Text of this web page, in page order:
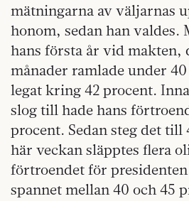
mätningarna av väljarnas
honom, sedan han valdes.
hans första år vid makten,
månader ramlade under
legat kring 42 procent.
slog till hade hans
procent. Sedan steg det till
här veckan släpptes flera
förtroendet för
spannet mellan 40 och 45